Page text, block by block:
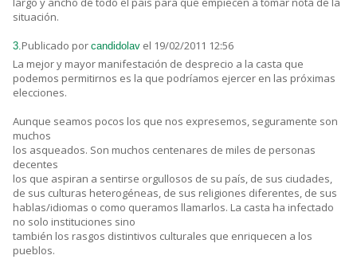
situación.
3.Publicado por candidolav el 19/02/2011 12:56
La mejor y mayor manifestación de desprecio a la casta que
podemos permitirnos es la que podríamos ejercer en las próximas
elecciones.
Aunque seamos pocos los que nos expresemos, seguramente son
muchos
los asqueados. Son muchos centenares de miles de personas
decentes
los que aspiran a sentirse orgullosos de su país, de sus ciudades,
de sus culturas heterogéneas, de sus religiones diferentes, de sus
hablas/idiomas o como queramos llamarlos. La casta ha infectado
no solo instituciones sino
también los rasgos distintivos culturales que enriquecen a los
pueblos.